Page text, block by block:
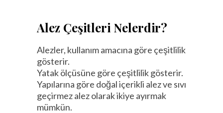
Alez Çeşitleri Nelerdir?
Alezler, kullanım amacına göre çeşitlilik
gösterir.
Yatak ölçüsüne göre çeşitlilik gösterir.
Yapılarına göre doğal içerikli alez ve sıvı
geçirmez alez olarak ikiye ayırmak
mümkün.